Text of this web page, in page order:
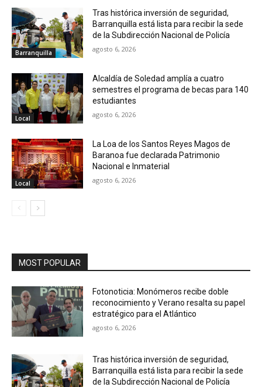
Barranquilla
Tras histórica inversión de seguridad,
Barranquilla está lista para recibir la sede
de la Subdirección Nacional de Policía
agosto 6, 2026
Local
Alcaldía de Soledad amplía a cuatro
semestres el programa de becas para 140
estudiantes
agosto 6, 2026
Local
La Loa de los Santos Reyes Magos de
Baranoa fue declarada Patrimonio
Nacional e Inmaterial
agosto 6, 2026
MOST POPULAR
Fotonoticia: Monómeros recibe doble
reconocimiento y Verano resalta su papel
estratégico para el Atlántico
agosto 6, 2026
Tras histórica inversión de seguridad,
Barranquilla está lista para recibir la sede
de la Subdirección Nacional de Policía